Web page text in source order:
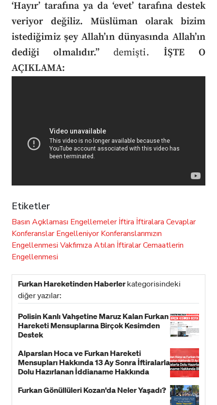
‘Hayır’ tarafına ya da ‘evet’ tarafına destek
veriyor değiliz. Müslüman olarak bizim
istediğimiz şey Allah’ın dünyasında Allah’ın
dediği olmalıdır.” demişti. İŞTE O
AÇIKLAMA:
Etiketler
Basın Açıklaması Engellemeler İftira İftiralara Cevaplar
Konferanslar Engelleniyor Konferanslarımızın
Engellenmesi Vakfımıza Atılan İftiralarCemaatlerin
Engellenmesi
Furkan Hareketinden Haberlerkategorisindeki
diğer yazılar:
Polisin Kanlı Vahşetine Maruz Kalan Furkan
Hareketi Mensuplarına Birçok Kesimden
Destek
Alparslan Hoca ve Furkan Hareketi
Mensupları Hakkında 13 Ay Sonra İftiralarla
Dolu Hazırlanan İddianame Hakkında
Furkan Gönüllüleri Kozan'da Neler Yaşadı?